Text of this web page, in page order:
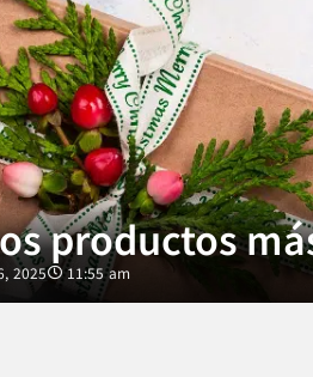
productos
2025 11:55 am